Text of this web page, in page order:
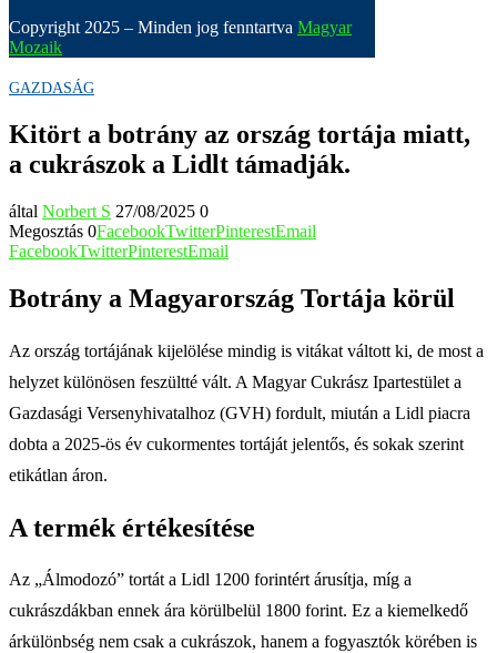
Copyright 2025 – Minden jog fenntartva Magyar
Mozaik
GAZDASÁG
Kitört a botrány az ország tortája miatt,
a cukrászok a Lidlt támadják.
által Norbert S 27/08/2025 0
Megosztás 0FacebookTwitterPinterestEmail
FacebookTwitterPinterestEmail
Botrány a Magyarország Tortája körül
Az ország tortájának kijelölése mindig is vitákat váltott ki, de most a
helyzet különösen feszültté vált. A Magyar Cukrász Ipartestület a
Gazdasági Versenyhivatalhoz (GVH) fordult, miután a Lidl piacra
dobta a 2025-ös év cukormentes tortáját jelentős, és sokak szerint
etikátlan áron.
A termék értékesítése
Az „Álmodozó” tortát a Lidl 1200 forintért árusítja, míg a
cukrászdákban ennek ára körülbelül 1800 forint. Ez a kiemelkedő
árkülönbség nem csak a cukrászok, hanem a fogyasztók körében is